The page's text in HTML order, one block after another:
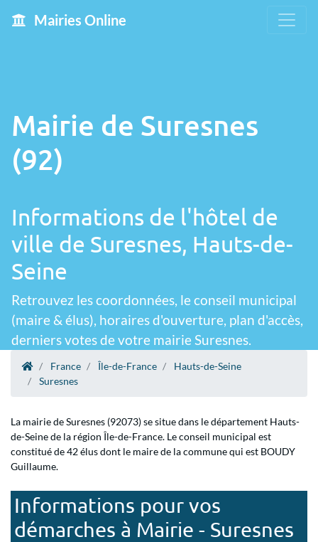
Mairies Online
Mairie de Suresnes
(92)
Informations de l'hôtel de
ville de Suresnes, Hauts-de-
Seine
Retrouvez les coordonnées, le conseil municipal
(maire & élus), horaires d'ouverture, plan d'accès,
derniers votes de votre mairie Suresnes.
France Île-de-France
Hauts-de-Seine
Suresnes
La mairie de Suresnes (92073) se situe dans le département Hauts-
de-Seine de la région Île-de-France. Le conseil municipal est
constitué de 42 élus dont le maire de la commune qui est BOUDY
Guillaume.
Informations pour vos
démarches à Mairie - Suresnes